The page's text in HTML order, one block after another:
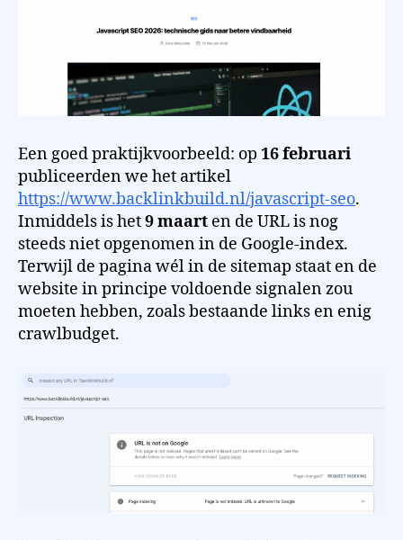
Een goed praktijkvoorbeeld: op 16 februari
publiceerden we het artikel
https://www.backlinkbuild.nl/javascript-seo.
Inmiddels is het9 maart en de URL is nog
steeds niet opgenomen in de Google-index.
Terwijl de pagina wél in de sitemap staat en de
website in principe voldoende signalen zou
moeten hebben, zoals bestaande links en enig
crawlbudget.